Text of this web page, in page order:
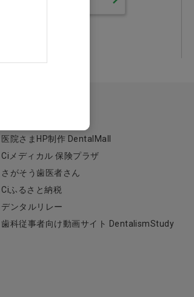
医院さまHP制作 DentalMall
Ciメディカル 保険プラザ
さがそう歯医者さん
Ciふるさと納税
デンタルリレー
歯科従事者向け動画サイト DentalismStudy